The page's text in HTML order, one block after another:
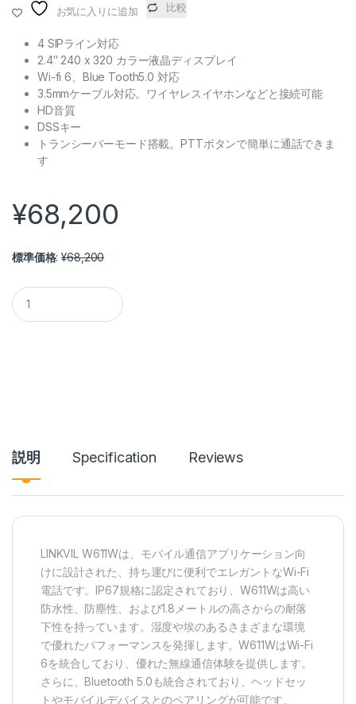
お気に入りに追加 比較
4 SIPライン対応
2.4″ 240 x 320 カラー液晶ディスプレイ
Wi-fi 6、Blue Tooth5.0 対応
3.5mmケーブル対応。ワイヤレスイヤホンなどと接続可能
HD音質
DSSキー
トランシーバーモード搭載。PTTボタンで簡単に通話できま
す
¥68,200
標準価格:¥68,200
WIFI電話機 LINKVIL W611W quantity
説明 Specification Reviews
LINKVIL W611Wは、モバイル通信アプリケーション向
けに設計された、持ち運びに便利でエレガントなWi-Fi
電話です。IP67規格に認定されており、W611Wは高い
防水性、防塵性、および1.8メートルの高さからの耐落
下性を持っています。湿度や埃のあるさまざまな環境
で優れたパフォーマンスを発揮します。W611WはWi-Fi
6を統合しており、優れた無線通信体験を提供します。
さらに、Bluetooth 5.0も統合されており、ヘッドセッ
トやモバイルデバイスとのペアリングが可能です。